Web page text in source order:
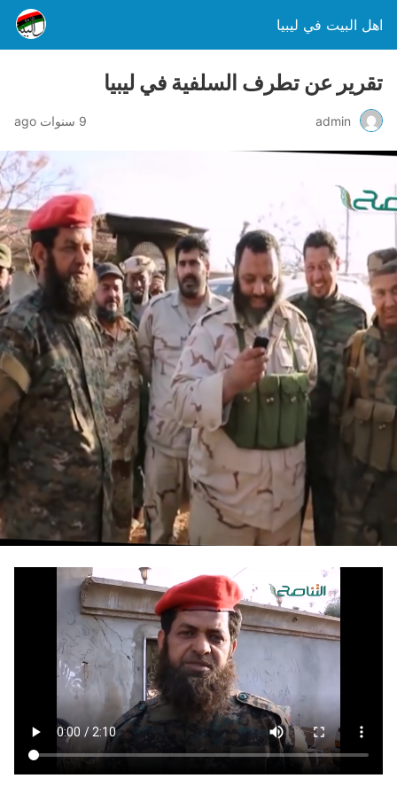
اهل البيت في ليبيا
تقرير عن تطرف السلفية في ليبيا
admin 9 سنوات ago